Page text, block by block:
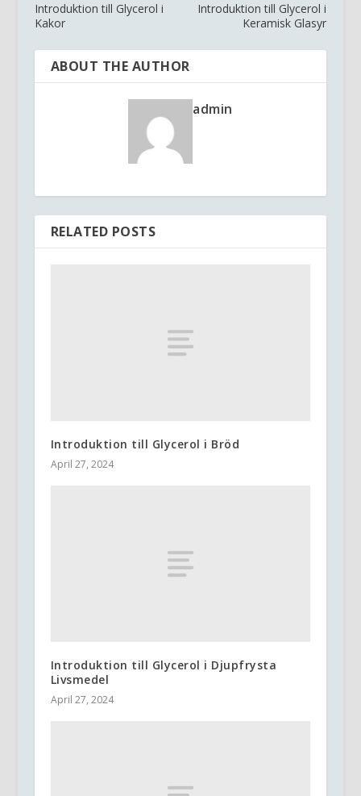
Introduktion till Glycerol i
Kakor
Introduktion till Glycerol i
Keramisk Glasyr
ABOUT THE AUTHOR
admin
RELATED POSTS
Introduktion till Glycerol i Bröd
April 27, 2024
Introduktion till Glycerol i Djupfrysta
Livsmedel
April 27, 2024